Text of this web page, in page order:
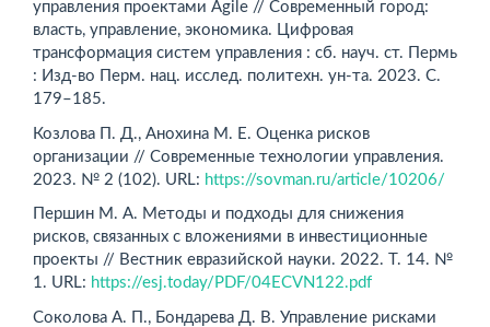
управления проектами Agile // Современный город:
власть, управление, экономика. Цифровая
трансформация систем управления : сб. науч. ст. Пермь
: Изд-во Перм. нац. исслед. политехн. ун-та. 2023. С.
179–185.
Козлова П. Д., Анохина М. Е. Оценка рисков
организации // Современные технологии управления.
2023. № 2 (102). URL: https://sovman.ru/article/10206/
Першин М. А. Методы и подходы для снижения
рисков, связанных с вложениями в инвестиционные
проекты // Вестник евразийской науки. 2022. Т. 14. №
1. URL: https://esj.today/PDF/04ECVN122.pdf
Соколова А. П., Бондарева Д. В. Управление рисками